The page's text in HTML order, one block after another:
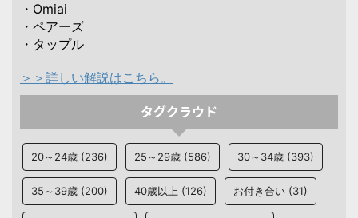
・Omiai
・ペアーズ
・タップル
＞＞詳しい解説はこちら。
タグクラウド
20～24歳 (236) 25～29歳 (586) 30～34歳 (393)
35～39歳 (200) 40歳以上 (126) お付き合い (31)